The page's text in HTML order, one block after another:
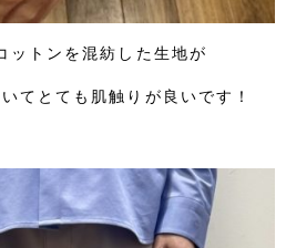
ットンを混紡した生地が
てとても肌触りが良いです！